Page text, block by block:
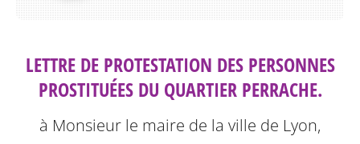
LETTRE DE PROTESTATION DES PERSONNES
PROSTITUÉES DU QUARTIER PERRACHE.
à Monsieur le maire de la ville de Lyon,